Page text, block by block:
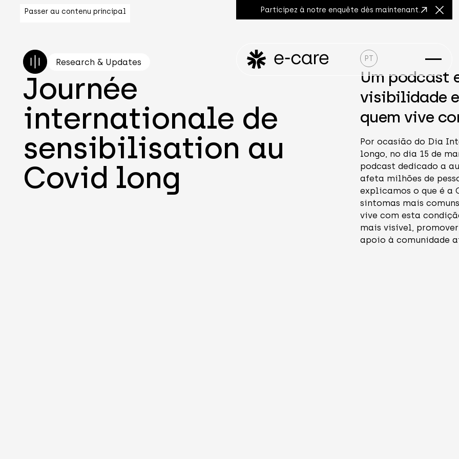
Passer au contenu principal Participez à notre enquête dès maintenant.
Research & Updates
Journée
internationale de
sensibilisation au
Covid long
PT
Um podcast
visibilidade
quem vive
Por ocasião do Dia
longo, no dia 15 de
podcast dedicado a
afeta milhões de
explicamos o que é a
sintomas mais
vive com esta
mais visível,
apoio à comunidade